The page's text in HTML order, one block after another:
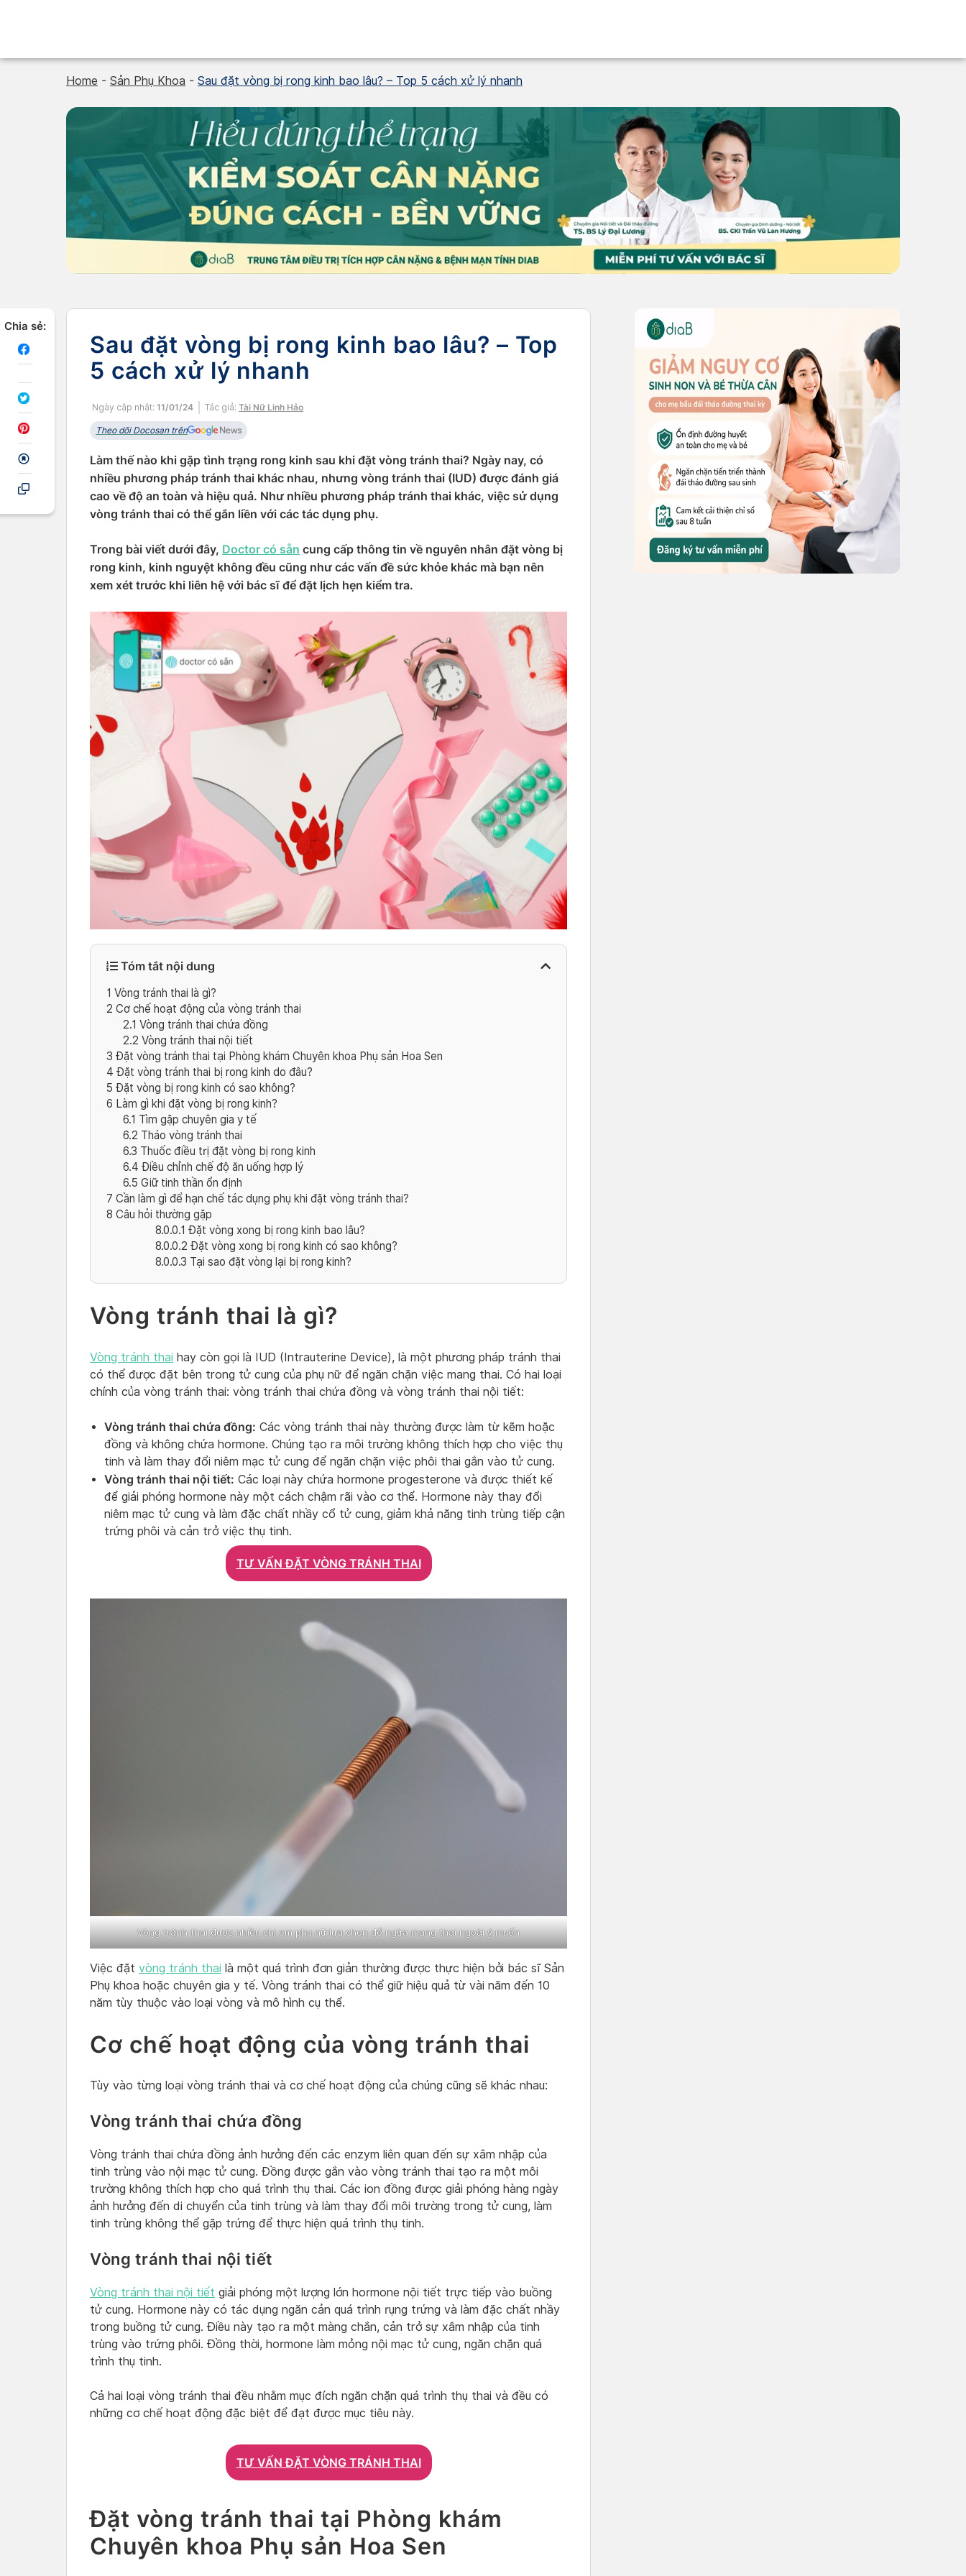
Home - Sản Phụ Khoa - Sau đặt vòng bị rong kinh bao lâu? – Top 5 cách xử lý nhanh
Chia sẻ:
Sau đặt vòng bị rong kinh bao lâu? – Top
5 cách xử lý nhanh
Ngày cập nhật: 11/01/24 Tác giả: Tài Nữ Linh Hảo
Theo dõi Docosan trên
Làm thế nào khi gặp tình trạng rong kinh sau khi đặt vòng tránh thai? Ngày nay, có
nhiều phương pháp tránh thai khác nhau, nhưng vòng tránh thai (IUD) được đánh giá
cao về độ an toàn và hiệu quả. Như nhiều phương pháp tránh thai khác, việc sử dụng
vòng tránh thai có thể gắn liền với các tác dụng phụ.
Trong bài viết dưới đây, Doctor có sẵn cung cấp thông tin về nguyên nhân đặt vòng bị
rong kinh, kinh nguyệt không đều cũng như các vấn đề sức khỏe khác mà bạn nên
xem xét trước khi liên hệ với bác sĩ để đặt lịch hẹn kiểm tra.
Tóm tắt nội dung
1 Vòng tránh thai là gì?
2 Cơ chế hoạt động của vòng tránh thai
2.1 Vòng tránh thai chứa đồng
2.2 Vòng tránh thai nội tiết
3 Đặt vòng tránh thai tại Phòng khám Chuyên khoa Phụ sản Hoa Sen
4 Đặt vòng tránh thai bị rong kinh do đâu?
5 Đặt vòng bị rong kinh có sao không?
6 Làm gì khi đặt vòng bị rong kinh?
6.1 Tìm gặp chuyên gia y tế
6.2 Tháo vòng tránh thai
6.3 Thuốc điều trị đặt vòng bị rong kinh
6.4 Điều chỉnh chế độ ăn uống hợp lý
6.5 Giữ tinh thần ổn định
7 Cần làm gì để hạn chế tác dụng phụ khi đặt vòng tránh thai?
8 Câu hỏi thường gặp
8.0.0.1 Đặt vòng xong bị rong kinh bao lâu?
8.0.0.2 Đặt vòng xong bị rong kinh có sao không?
8.0.0.3 Tại sao đặt vòng lại bị rong kinh?
Vòng tránh thai là gì?
Vòng tránh thai hay còn gọi là IUD (Intrauterine Device), là một phương pháp tránh thai
có thể được đặt bên trong tử cung của phụ nữ để ngăn chặn việc mang thai. Có hai loại
chính của vòng tránh thai: vòng tránh thai chứa đồng và vòng tránh thai nội tiết:
Vòng tránh thai chứa đồng: Các vòng tránh thai này thường được làm từ kẽm hoặc
đồng và không chứa hormone. Chúng tạo ra môi trường không thích hợp cho việc thụ
tinh và làm thay đổi niêm mạc tử cung để ngăn chặn việc phôi thai gắn vào tử cung.
Vòng tránh thai nội tiết: Các loại này chứa hormone progesterone và được thiết kế
để giải phóng hormone này một cách chậm rãi vào cơ thể. Hormone này thay đổi
niêm mạc tử cung và làm đặc chất nhầy cổ tử cung, giảm khả năng tinh trùng tiếp cận
trứng phôi và cản trở việc thụ tinh.
TƯ VẤN ĐẶT VÒNG TRÁNH THAI
Vòng tránh thai được nhiều chị em phụ nữ lựa chọn để ngừa mang thai ngoài ý muốn
Việc đặt vòng tránh thai là một quá trình đơn giản thường được thực hiện bởi bác sĩ Sản
Phụ khoa hoặc chuyên gia y tế. Vòng tránh thai có thể giữ hiệu quả từ vài năm đến 10
năm tùy thuộc vào loại vòng và mô hình cụ thể.
Cơ chế hoạt động của vòng tránh thai
Tùy vào từng loại vòng tránh thai và cơ chế hoạt động của chúng cũng sẽ khác nhau:
Vòng tránh thai chứa đồng
Vòng tránh thai chứa đồng ảnh hưởng đến các enzym liên quan đến sự xâm nhập của
tinh trùng vào nội mạc tử cung. Đồng được gắn vào vòng tránh thai tạo ra một môi
trường không thích hợp cho quá trình thụ thai. Các ion đồng được giải phóng hàng ngày
ảnh hưởng đến di chuyển của tinh trùng và làm thay đổi môi trường trong tử cung, làm
tinh trùng không thể gặp trứng để thực hiện quá trình thụ tinh.
Vòng tránh thai nội tiết
Vòng tránh thai nội tiết giải phóng một lượng lớn hormone nội tiết trực tiếp vào buồng
tử cung. Hormone này có tác dụng ngăn cản quá trình rụng trứng và làm đặc chất nhầy
trong buồng tử cung. Điều này tạo ra một màng chắn, cản trở sự xâm nhập của tinh
trùng vào trứng phôi. Đồng thời, hormone làm mỏng nội mạc tử cung, ngăn chặn quá
trình thụ tinh.
Cả hai loại vòng tránh thai đều nhằm mục đích ngăn chặn quá trình thụ thai và đều có
những cơ chế hoạt động đặc biệt để đạt được mục tiêu này.
TƯ VẤN ĐẶT VÒNG TRÁNH THAI
Đặt vòng tránh thai tại Phòng khám
Chuyên khoa Phụ sản Hoa Sen